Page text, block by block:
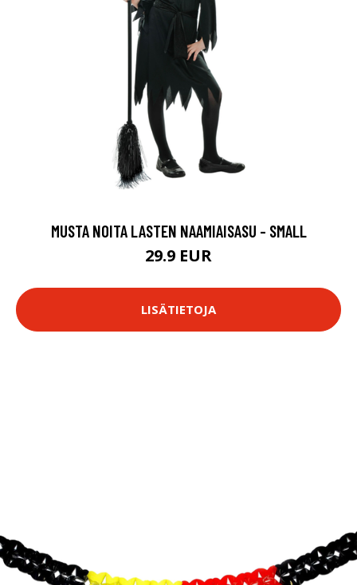
MUSTA NOITA LASTEN NAAMIAISASU - SMALL
29.9 EUR
LISÄTIETOJA